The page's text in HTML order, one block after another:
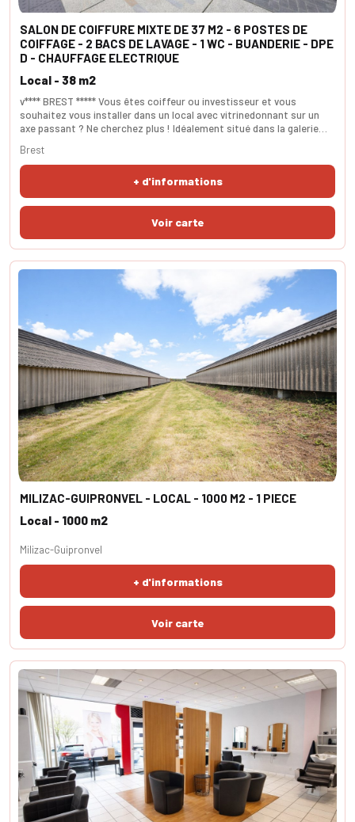
SALON DE COIFFURE MIXTE DE 37 M2 - 6 POSTES DE
COIFFAGE - 2 BACS DE LAVAGE - 1 WC - BUANDERIE - DPE
D - CHAUFFAGE ELECTRIQUE
v**** BREST ***** Vous êtes coiffeur ou investisseur et vous
souhaitez vous installer dans un local avec vitrinedonnant sur un
axe passant ? Ne cherchez plus ! Idéalement situé dans la galerie
Jaurès, axe très fréquenté et dynamique ce salon de coiffure de 37
m2 en activité depuis 28 ans, cherche un repreneur. Actuellement
exploité par une salariée expé
Local - 38 m2
+ d'informations
Brest
MILIZAC-GUIPRONVEL - LOCAL - 1000 M2 - 1 PIECE
Local - 1000 m2
+ d'informations
Milizac-Guipronvel